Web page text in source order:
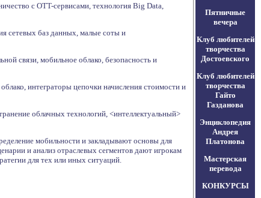
с OTT-сервисами, технология Big Data,
сетевых баз данных, малые соты и
связи, мобильное облако, безопасность и
интеграторы цепочки начисления стоимости и
облачных технологий, <интеллектуальный>
мобильности и закладывают основы для
и анализ отраслевых сегментов дают игрокам
для тех или иных ситуаций.
Пятничные
вечера
Клуб любителей
творчества
Достоевского
Клуб любителей
творчества
Гайто
Газданова
Энциклопедия
Андрея
Платонова
Мастерская
перевода
КОНКУРСЫ